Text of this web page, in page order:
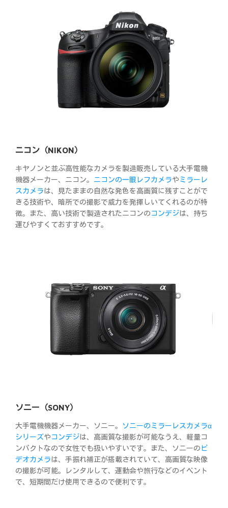
ニコン（NIKON）
キヤノンと並ぶ高性能なカメラを製造販売している大手電機
機器メーカー、ニコン。 ニコンの一眼レフカメラやミラーレ
スカメラは、見たままの自然な発色を高画質に残すことがで
きる技術や、暗所での撮影で威力を発揮しいてくれるのが特
徴。また、高い技術で製造されたニコンのコンデジは、持ち
運びやすくておすすめです。
ソニー（SONY）
大手電機機器メーカー、ソニー。 ソニーのミラーレスカメラα
シリーズやコンデジは、高画質な撮影が可能なうえ、軽量コ
ンパクトなので女性でも扱いやすいです。また、ソニーの ビ
デオカメラは、手振れ補正が搭載されていて、高画質な映像
の撮影が可能。レンタルして、運動会や旅行などのイベント
で、短期間だけ使用できるので便利です。